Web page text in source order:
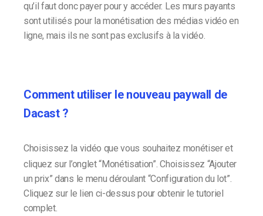
qu’il faut donc payer pour y accéder. Les murs payants
sont utilisés pour la monétisation des médias vidéo en
ligne, mais ils ne sont pas exclusifs à la vidéo.
Comment utiliser le nouveau paywall de
Dacast ?
Choisissez la vidéo que vous souhaitez monétiser et
cliquez sur l’onglet “Monétisation”. Choisissez “Ajouter
un prix” dans le menu déroulant “Configuration du lot”.
Cliquez sur le lien ci-dessus pour obtenir le tutoriel
complet.